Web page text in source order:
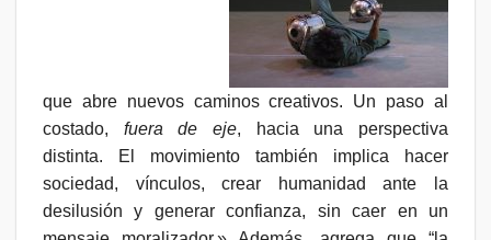
que abre nuevos caminos creativos. Un paso al
costado, fuera de eje, hacia una perspectiva
distinta. El movimiento también implica hacer
sociedad, vínculos, crear humanidad ante la
desilusión y generar confianza, sin caer en un